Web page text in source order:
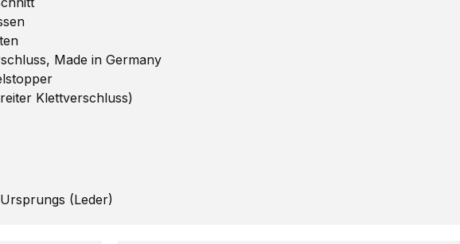
Made in Germany
Klettverschluss)
(Leder)